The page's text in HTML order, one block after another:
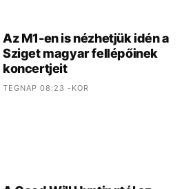
Az M1-en is nézhetjük idén a
Sziget magyar fellépőinek
koncertjeit
TEGNAP 08:23 -KOR